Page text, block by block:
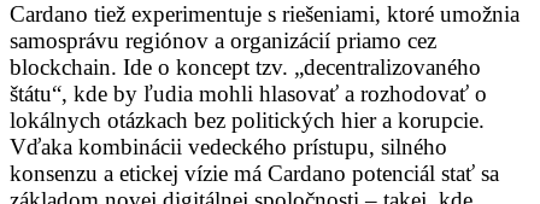
Cardano tiež experimentuje s riešeniami, ktoré umožnia
samosprávu regiónov a organizácií priamo cez
blockchain. Ide o koncept tzv. „decentralizovaného
štátu“, kde by ľudia mohli hlasovať a rozhodovať o
lokálnych otázkach bez politických hier a korupcie.
Vďaka kombinácii vedeckého prístupu, silného
konsenzu a etickej vízie má Cardano potenciál stať sa